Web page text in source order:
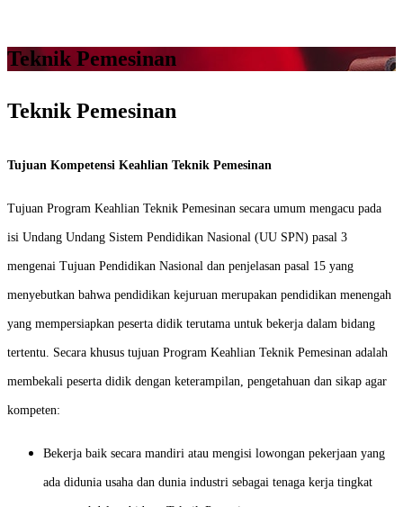
Teknik Pemesinan
Teknik Pemesinan
Tujuan Kompetensi Keahlian Teknik Pemesinan
Tujuan Program Keahlian Teknik Pemesinan secara umum mengacu pada
isi Undang Undang Sistem Pendidikan Nasional (UU SPN) pasal 3
mengenai Tujuan Pendidikan Nasional dan penjelasan pasal 15 yang
menyebutkan bahwa pendidikan kejuruan merupakan pendidikan menengah
yang mempersiapkan peserta didik terutama untuk bekerja dalam bidang
tertentu. Secara khusus tujuan Program Keahlian Teknik Pemesinan adalah
membekali peserta didik dengan keterampilan, pengetahuan dan sikap agar
kompeten:
Bekerja baik secara mandiri atau mengisi lowongan pekerjaan yang
ada didunia usaha dan dunia industri sebagai tenaga kerja tingkat